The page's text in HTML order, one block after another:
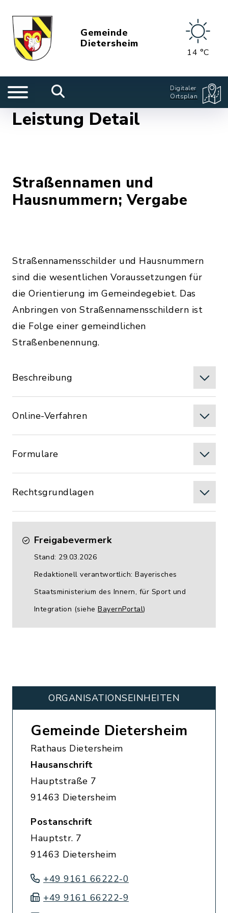
Gemeinde
Dietersheim
14 °C
Digitaler
Ortsplan
Leistung Detail
Straßennamen und
Hausnummern; Vergabe
Straßennamensschilder und Hausnummern
sind die wesentlichen Voraussetzungen für
die Orientierung im Gemeindegebiet. Das
Anbringen von Straßennamensschildern ist
die Folge einer gemeindlichen
Straßenbenennung.
Beschreibung
Online-Verfahren
Formulare
Rechtsgrundlagen
Freigabevermerk
Stand: 29.03.2026
Redaktionell verantwortlich: Bayerisches
Staatsministerium des Innern, für Sport und
Integration (siehe BayernPortal)
ORGANISATIONS­EINHEITEN
Gemeinde Dietersheim
Rathaus Dietersheim
Hausanschrift
Hauptstraße 7
91463 Dietersheim
Postanschrift
Hauptstr. 7
91463 Dietersheim
+49 9161 66222-0
+49 9161 66222-9